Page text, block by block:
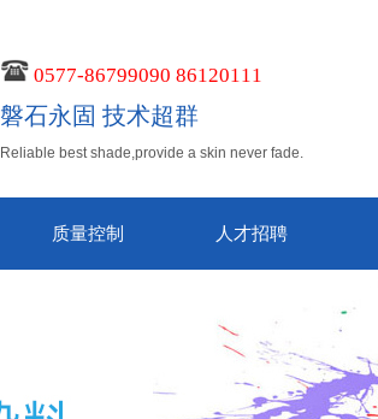
0577-86799090 86120111
磐石永固 技术超群
Reliable best shade,provide a skin never fade.
质量控制 人才招聘